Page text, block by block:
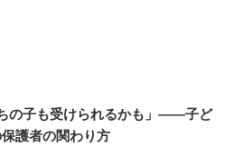
の子も受けられるかも」——子ど
護者の関わり方